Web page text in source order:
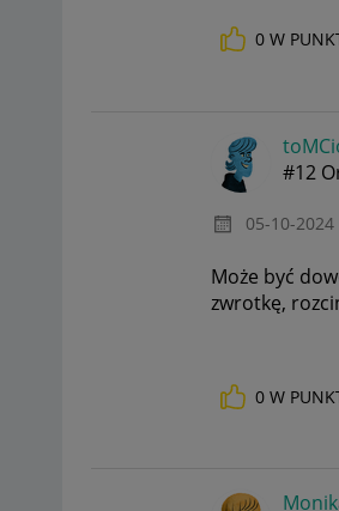
0 W
#12
‎05-10-2024
Może być
zwrotkę,
0 W